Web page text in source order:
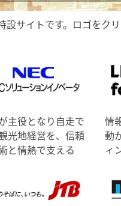
設サイトです。ロゴをク
主役となり自走で
光地経営を、信頼
と情熱で支える
情
動
ィ